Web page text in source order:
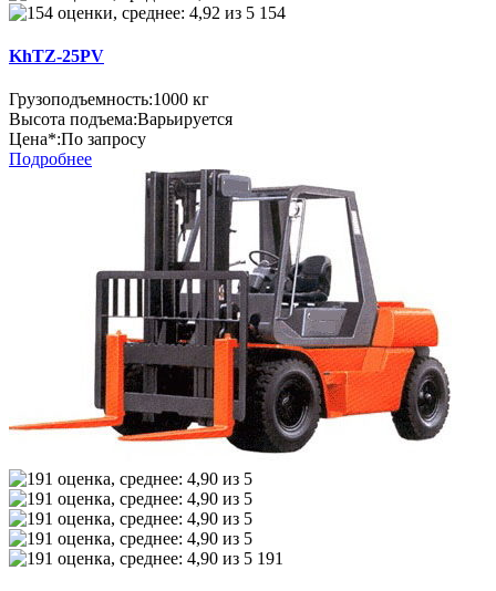
154
KhTZ-25PV
Грузоподъемность:1000 кг
Высота подъема:Варьируется
Цена*:По запросу
Подробнее
191